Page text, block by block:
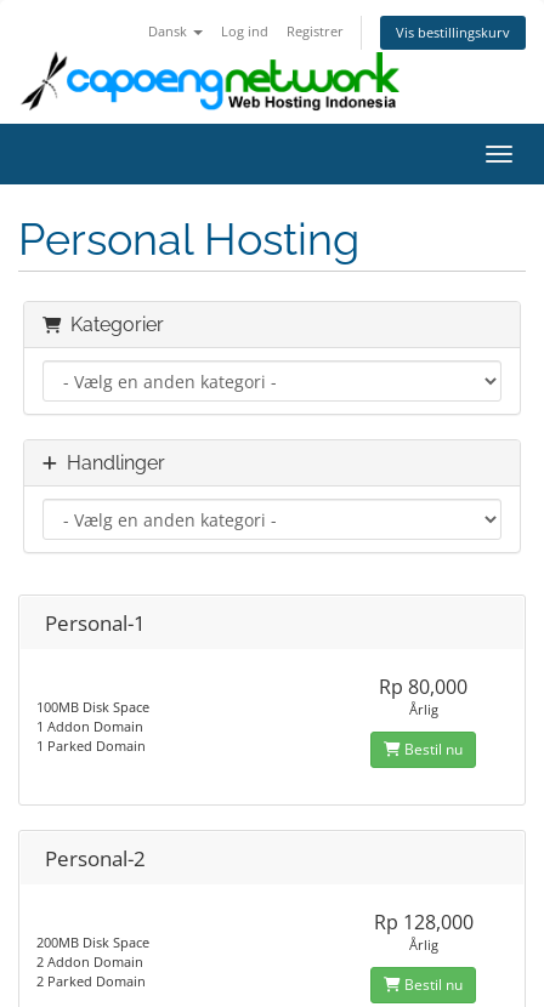
Dansk Log ind Registrer Vis bestillingskurv
Skift
Personal Hosting
Kategorier
Handlinger
Personal-1
100MB Disk Space
1 Addon Domain
1 Parked Domain
Rp 80,000
Årlig
Bestil nu
Personal-2
200MB Disk Space
2 Addon Domain
2 Parked Domain
Rp 128,000
Årlig
Bestil nu